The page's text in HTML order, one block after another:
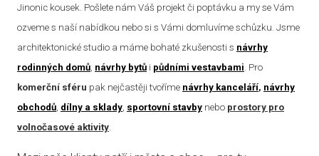
Jinonic kousek. Pošlete nám Váš projekt či poptávku a my se Vám
ozveme s naší nabídkou nebo si s Vámi domluvíme schůzku. Jsme
architektonické studio a máme bohaté zkušenosti s návrhy
rodinných domů, návrhy bytů i půdními vestavbami. Pro
komerční sféru pak nejčastěji tvoříme návrhy kanceláří, návrhy
obchodů, dílny a sklady, sportovní stavby nebo prostory pro
volnočasové aktivity.